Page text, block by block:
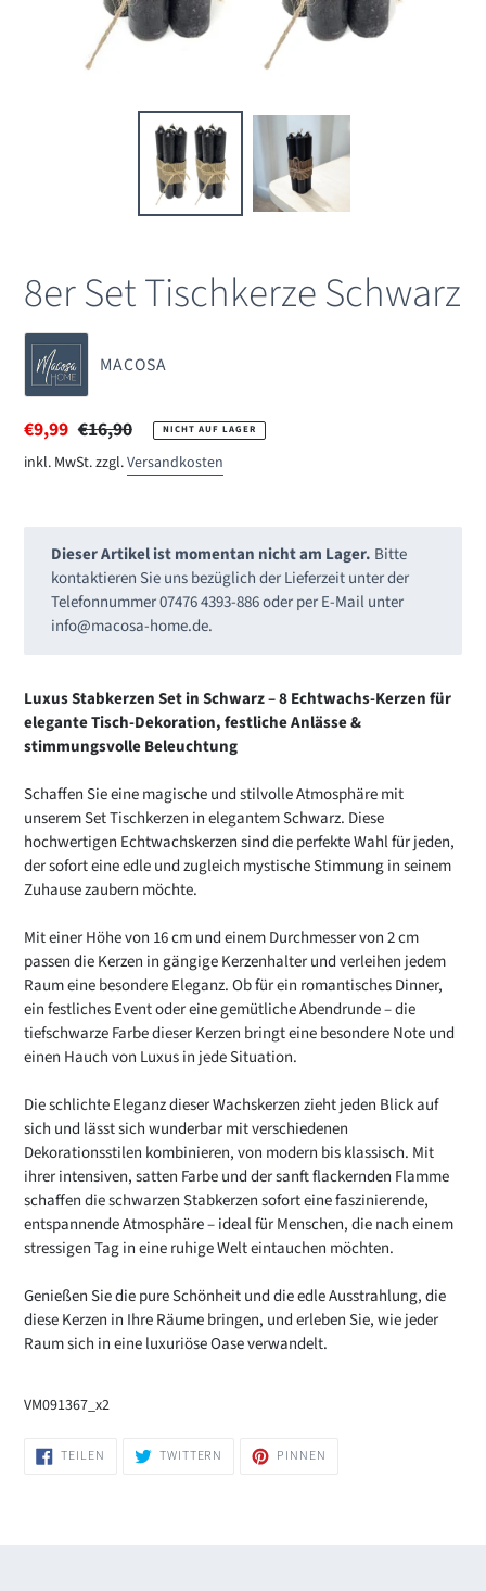
8er Set Tischkerze Schwarz
VERKÄUFER
MACOSA
Sonderpreis
€9,99 Normaler
Preis
€16,90 NICHT AUF LAGER
inkl. MwSt. zzgl.Versandkosten
Dieser Artikel ist momentan nicht am Lager. Bitte
kontaktieren Sie uns bezüglich der Lieferzeit unter der
Telefonnummer 07476 4393-886 oder per E-Mail unter
info@macosa-home.de.
zum
Warenkorb
hinzugefügt
Luxus Stabkerzen Set in Schwarz – 8 Echtwachs-Kerzen für
elegante Tisch-Dekoration, festliche Anlässe &
stimmungsvolle Beleuchtung
Schaffen Sie eine magische und stilvolle Atmosphäre mit
unserem Set Tischkerzen in elegantem Schwarz. Diese
hochwertigen Echtwachskerzen sind die perfekte Wahl für jeden,
der sofort eine edle und zugleich mystische Stimmung in seinem
Zuhause zaubern möchte.
Mit einer Höhe von 16 cm und einem Durchmesser von 2 cm
passen die Kerzen in gängige Kerzenhalter und verleihen jedem
Raum eine besondere Eleganz. Ob für ein romantisches Dinner,
ein festliches Event oder eine gemütliche Abendrunde – die
tiefschwarze Farbe dieser Kerzen bringt eine besondere Note und
einen Hauch von Luxus in jede Situation.
Die schlichte Eleganz dieser Wachskerzen zieht jeden Blick auf
sich und lässt sich wunderbar mit verschiedenen
Dekorationsstilen kombinieren, von modern bis klassisch. Mit
ihrer intensiven, satten Farbe und der sanft flackernden Flamme
schaffen die schwarzen Stabkerzen sofort eine faszinierende,
entspannende Atmosphäre – ideal für Menschen, die nach einem
stressigen Tag in eine ruhige Welt eintauchen möchten.
Genießen Sie die pure Schönheit und die edle Ausstrahlung, die
diese Kerzen in Ihre Räume bringen, und erleben Sie, wie jeder
Raum sich in eine luxuriöse Oase verwandelt.
VM091367_x2
TEILEN
FACEBOOK
TWITTERN
TWITTER
PINNEN